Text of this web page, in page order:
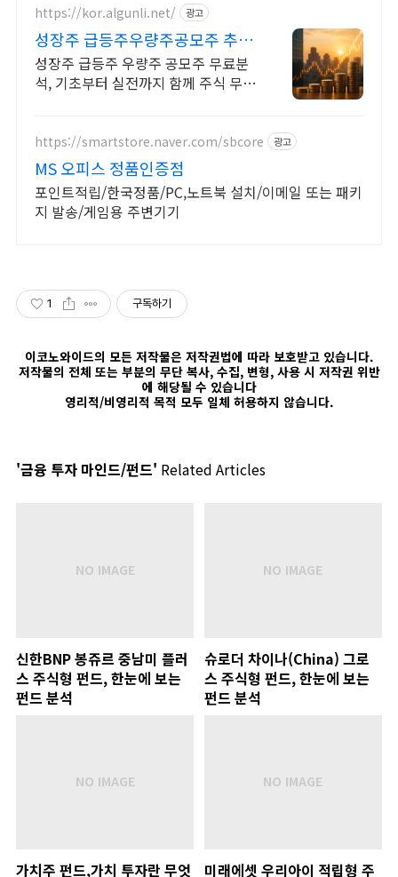
https://kor.algunli.net/ 광고
성장주 급등주우량주공모주 추 우
량주 무료 공유
성장주 급등주 우량주 공모주 무료분
석, 기초부터 실전까지 함께 주식 무료
https://smartstore.naver.com/sbcore 광고
MS 오피스 정품인증점
포인트적립/한국정품/PC,노트북 설치/이메일 또는 패키
지 발송/게임용 주변기기
1 구독하기
이코노와이드의 모든 저작물은 저작권법에 따라 보호받고 있습니다.
저작물의 전체 또는 부분의 무단 복사, 수집, 변형, 사용 시 저작권 위반
에 해당될 수 있습니다
영리적/비영리적 목적 모두 일체 허용하지 않습니다.
'금융 투자 마인드/펀드' Related Articles
신한BNP 봉쥬르 중남미 플러
스 주식형 펀드, 한눈에 보는
펀드 분석
슈로더 차이나(China) 그로
스 주식형 펀드, 한눈에 보는
펀드 분석
가치주 펀드,가치 투자란 무엇 미래에셋 우리아이 적립형 주